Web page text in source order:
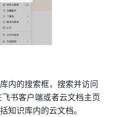
内的搜索框，搜索并访问
书客户端或者云文档主页
知识库内的云文档。